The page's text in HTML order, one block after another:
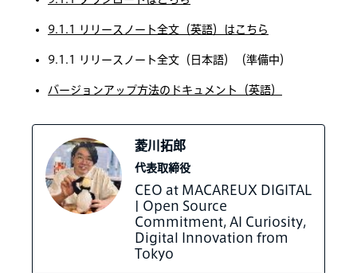
9.1.1 リリースノート全文（英語）はこちら
9.1.1 リリースノート全文（日本語）（準備中）
バージョンアップ方法のドキュメント（英語）
菱川拓郎
代表取締役
CEO at MACAREUX DIGITAL
| Open Source
Commitment, AI Curiosity,
Digital Innovation from
Tokyo